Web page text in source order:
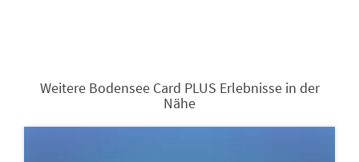
Weitere Bodensee Card PLUS Erlebnisse in der
Nähe